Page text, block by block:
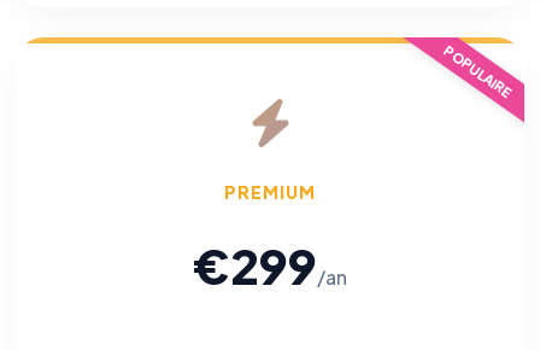
POPULAIRE
PREMIUM
€299/an